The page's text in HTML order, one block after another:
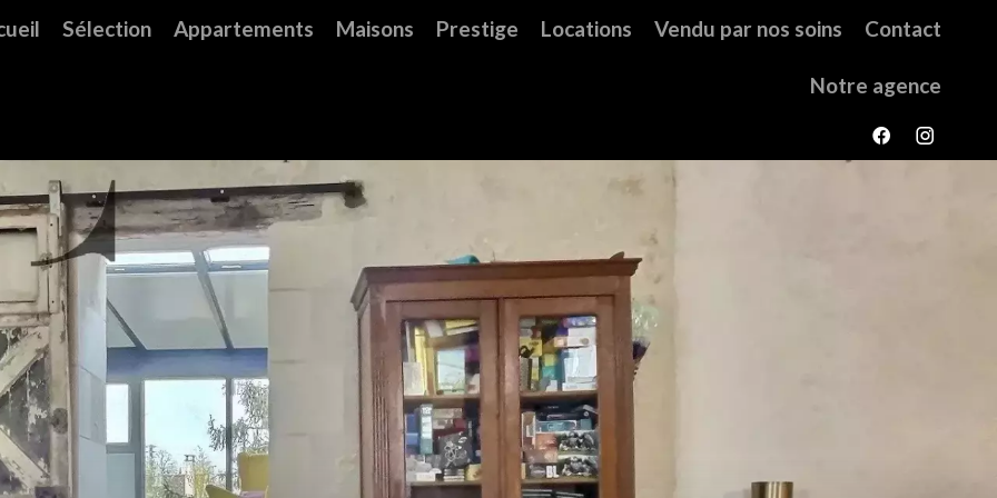
Sélection Appartements Maisons Prestige Locations Vendu par nos soins Contact
Notre agence